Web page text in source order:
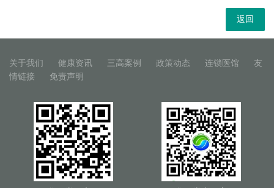
返回
关于我们 健康资讯 三高案例 政策动态 连锁医馆
友
情链接
免责声明